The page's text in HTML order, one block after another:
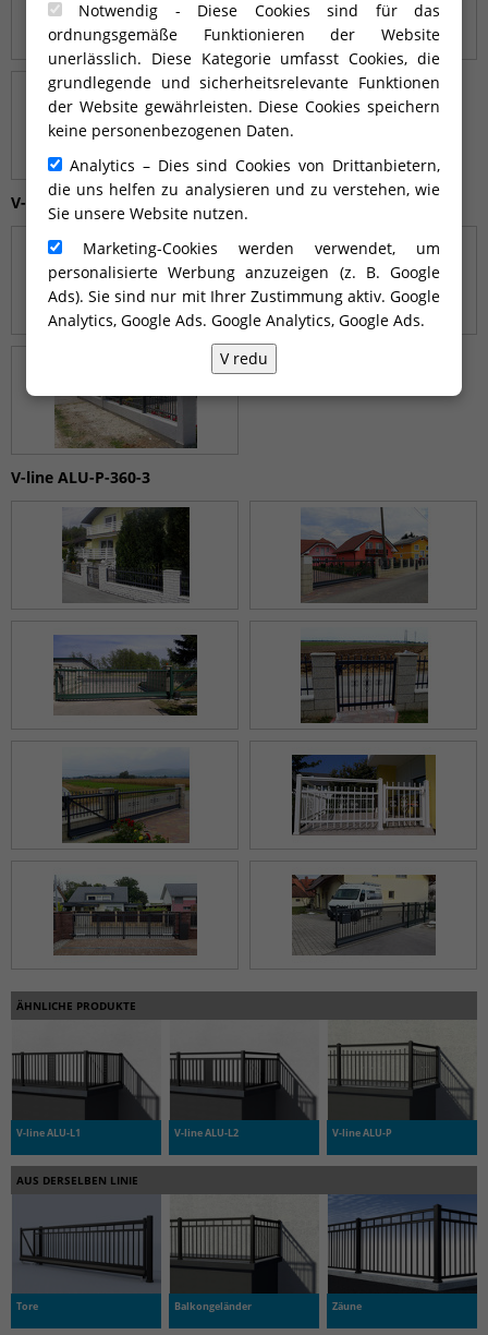
Notwendig - Diese Cookies sind für das
ordnungsgemäße Funktionieren der Website
unerlässlich. Diese Kategorie umfasst Cookies, die
grundlegende und sicherheitsrelevante Funktionen
der Website gewährleisten. Diese Cookies speichern
keine personenbezogenen Daten.
Analytics – Dies sind Cookies von Drittanbietern,
die uns helfen zu analysieren und zu verstehen, wie
Sie unsere Website nutzen.
Marketing-Cookies werden verwendet, um
personalisierte Werbung anzuzeigen (z. B. Google
Ads). Sie sind nur mit Ihrer Zustimmung aktiv. Google
Analytics, Google Ads. Google Analytics, Google Ads.
V redu
V-line ALU-P-360
V-line ALU-P-360-3
ÄHNLICHE PRODUKTE
V-line ALU-L1 V-line ALU-L2 V-line ALU-P
AUS DERSELBEN LINIE
Tore Balkongeländer Zäune